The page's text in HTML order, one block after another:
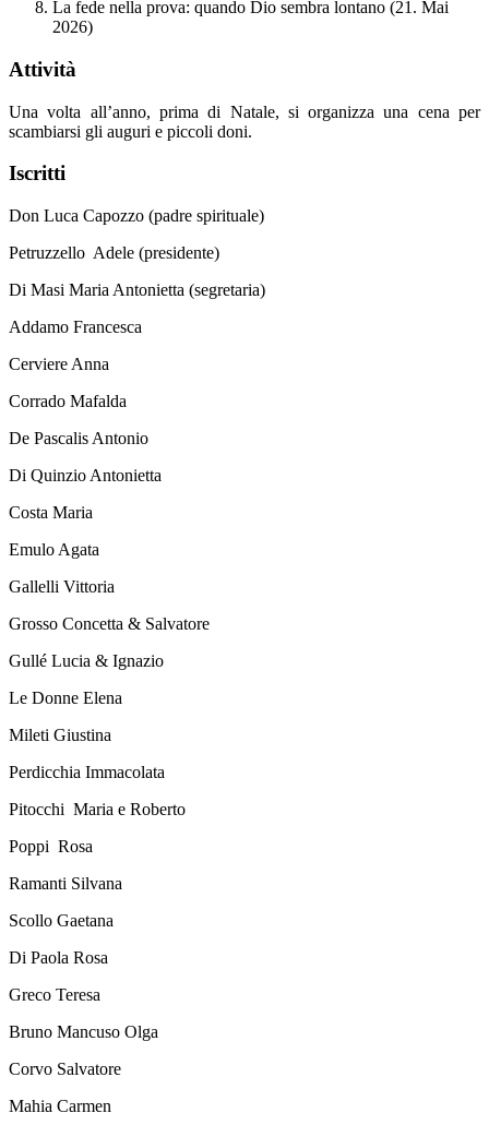
La fede nella prova: quando Dio sembra lontano (21. Mai
2026)
Attività
Una volta all’anno, prima di Natale, si organizza una cena per
scambiarsi gli auguri e piccoli doni.
Iscritti
Don Luca Capozzo (padre spirituale)
Petruzzello Adele (presidente)
Di Masi Maria Antonietta (segretaria)
Addamo Francesca
Cerviere Anna
Corrado Mafalda
De Pascalis Antonio
Di Quinzio Antonietta
Costa Maria
Emulo Agata
Gallelli Vittoria
Grosso Concetta & Salvatore
Gullé Lucia & Ignazio
Le Donne Elena
Mileti Giustina
Perdicchia Immacolata
Pitocchi Maria e Roberto
Poppi Rosa
Ramanti Silvana
Scollo Gaetana
Di Paola Rosa
Greco Teresa
Bruno Mancuso Olga
Corvo Salvatore
Mahia Carmen